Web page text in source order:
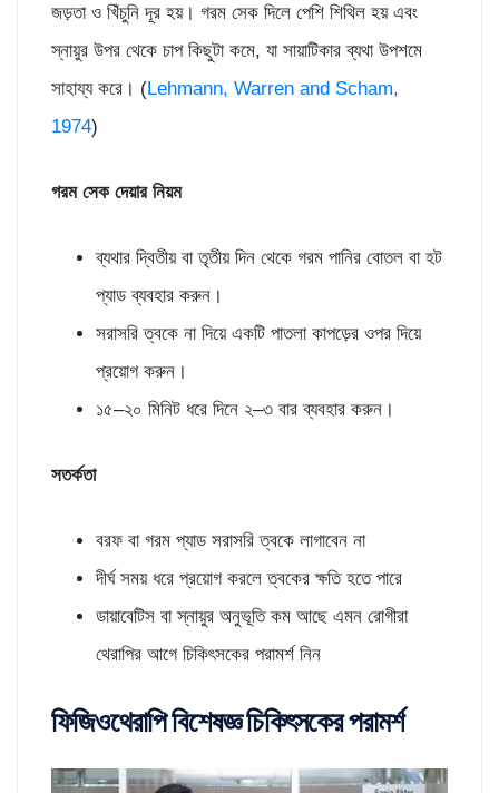
জড়তা ও খিঁচুনি দূর হয়। গরম সেক দিলে পেশি শিথিল হয় এবং
স্নায়ুর উপর থেকে চাপ কিছুটা কমে, যা সায়াটিকার ব্যথা উপশমে
সাহায্য করে। (Lehmann, Warren and Scham,
1974)
গরম সেক দেয়ার নিয়ম
ব্যথার দ্বিতীয় বা তৃতীয় দিন থেকে গরম পানির বোতল বা হট
প্যাড ব্যবহার করুন।
সরাসরি ত্বকে না দিয়ে একটি পাতলা কাপড়ের ওপর দিয়ে
প্রয়োগ করুন।
১৫–২০ মিনিট ধরে দিনে ২–৩ বার ব্যবহার করুন।
সতর্কতা
বরফ বা গরম প্যাড সরাসরি ত্বকে লাগাবেন না
দীর্ঘ সময় ধরে প্রয়োগ করলে ত্বকের ক্ষতি হতে পারে
ডায়াবেটিস বা স্নায়ুর অনুভূতি কম আছে এমন রোগীরা
থেরাপির আগে চিকিৎসকের পরামর্শ নিন
ফিজিওথেরাপি বিশেষজ্ঞ চিকিৎসকের পরামর্শ